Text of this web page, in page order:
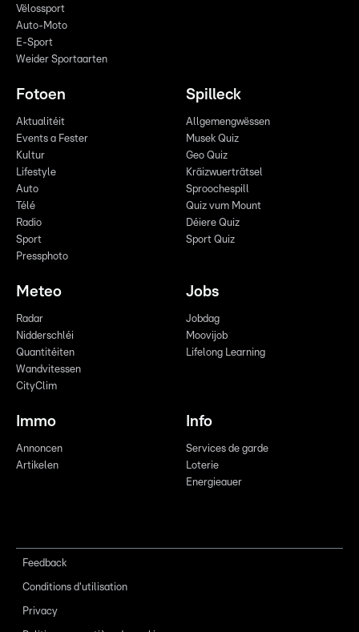
Vëlossport
Auto-Moto
E-Sport
Weider Sportaarten
Fotoen
Aktualitéit
Events a Fester
Kultur
Lifestyle
Auto
Télé
Radio
Sport
Pressphoto
Spilleck
Allgemengwëssen
Musek Quiz
Geo Quiz
Kräizwuerträtsel
Sproochespill
Quiz vum Mount
Déiere Quiz
Sport Quiz
Meteo
Radar
Nidderschléi
Quantitéiten
Wandvitessen
CityClim
Jobs
Jobdag
Moovijob
Lifelong Learning
Immo
Annoncen
Artikelen
Info
Services de garde
Loterie
Energieauer
Feedback
Conditions d'utilisation
Privacy